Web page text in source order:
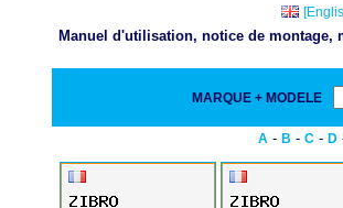
Manuel d'utilisation, notice de montage,
MARQUE + MODELE
A - B - C - D